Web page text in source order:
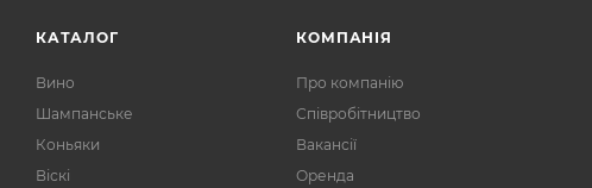
11,2%
1
1
11,5%
57
КАТАЛОГ
Вино
Шампанське
Коньяки
Віскі
КОМПАНІЯ
Про компанію
Співробітництво
Вакансії
Оренда